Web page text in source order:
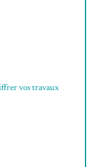
vos travaux